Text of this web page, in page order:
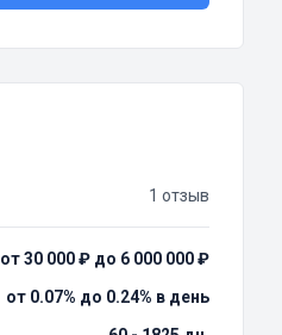
1 отзыв
от 30 000 ₽ до 6 000 000 ₽
от 0.07% до 0.24% в день